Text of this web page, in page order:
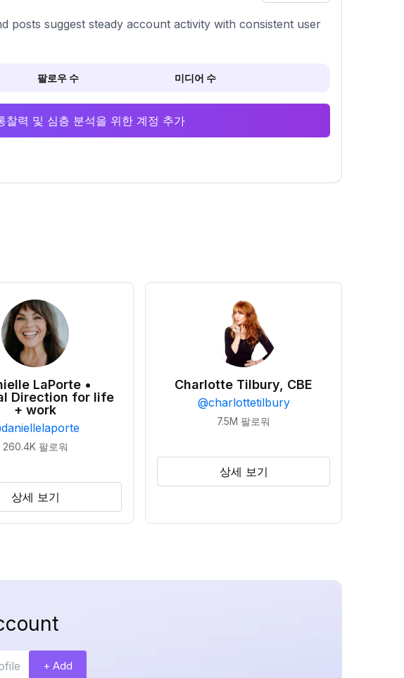
posts suggest steady account activity with consistent user
팔로우 수 미디어 수
력 및 심층 분석을 위한 계정 추가
LaPorte •
Direction for life
+ work
daniellelaporte
260.4K 팔로워
상세 보기
Charlotte Tilbury, CBE
@charlottetilbury
7.5M 팔로워
상세 보기
+ Add